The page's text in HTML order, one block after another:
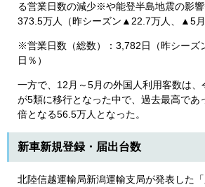
る営業日数の減少※や能登半島地震の影
373.5万人（昨シーズン▲22.7万人、▲5月
※営業日数（総数）：3,782日（昨シー
日％）
一方で、12月～5月の外国人利用客数は、
が5類に移行となった中で、過去最高であ
倍となる56.5万人となった。
新車新規登録・届出台数
北陸信越運輸局新潟運輸支局が発表した